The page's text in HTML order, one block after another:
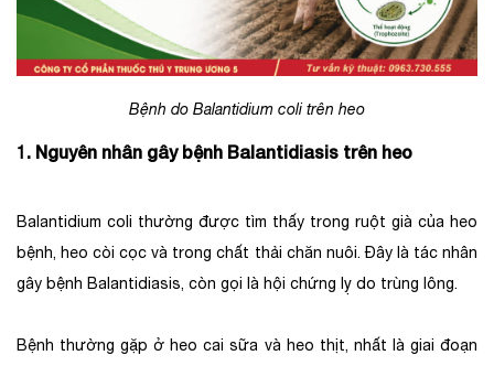
Bệnh do Balantidium coli trên heo
1. Nguyên nhân gây bệnh Balantidiasis trên heo
Balantidium coli thường được tìm thấy trong ruột già của heo
bệnh, heo còi cọc và trong chất thải chăn nuôi. Đây là tác nhân
gây bệnh Balantidiasis, còn gọi là hội chứng lỵ do trùng lông.
Bệnh thường gặp ở heo cai sữa và heo thịt, nhất là giai đoạn